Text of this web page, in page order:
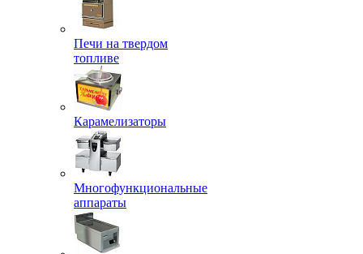
Печи на твердом
топливе
Карамелизаторы
Многофункциональные
аппараты